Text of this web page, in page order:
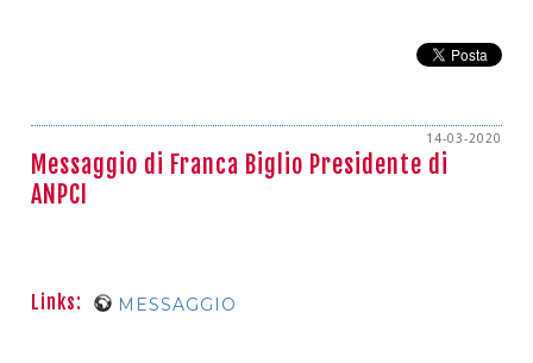
14-03-2020
Messaggio di Franca Biglio Presidente di
ANPCI
Links: MESSAGGIO